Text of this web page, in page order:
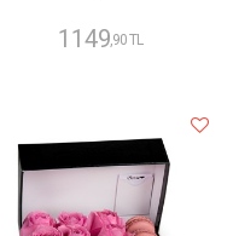
1149 ,90 TL